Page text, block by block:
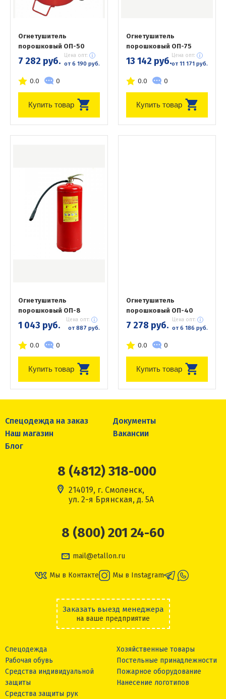
Огнетушитель
порошковый ОП-50
7 282 руб. Цена опт:
от 6 190 руб.
0.0 0
Купить товар
Огнетушитель
порошковый ОП-75
13 142 руб.Цена опт:
от 11 171 руб.
0.0 0
Купить товар
Огнетушитель
порошковый ОП-8
1 043 руб. Цена опт:
от 887 руб.
0.0 0
Купить товар
Огнетушитель
порошковый ОП-40
7 278 руб. Цена опт:
от 6 186 руб.
0.0 0
Купить товар
Спецодежда на заказ
Документы
Наш магазин
Вакансии
Блог
8 (4812) 318-000
214019, г. Смоленск,
ул. 2-я Брянская, д. 5А
8 (800) 201 24-60
mail@etallon.ru
Мы в Контакте Мы в Instagram
Заказать выезд менеджера
на ваше предприятие
Спецодежда
Рабочая обувь
Средства индивидуальной
защиты
Средства защиты рук
Хозяйственные товары
Постельные принадлежности
Пожарное оборудование
Нанесение логотипов